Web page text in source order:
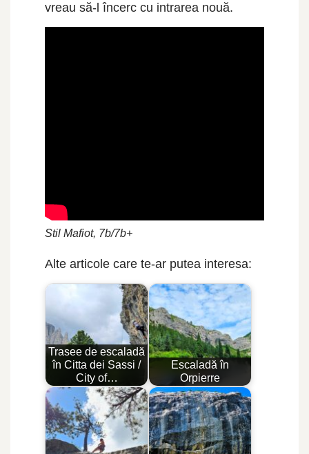
vreau să-l încerc cu intrarea nouă.
Stil Mafiot, 7b/7b+
Alte articole care te-ar putea interesa:
Trasee de escaladă
în Citta dei Sassi /
City of…
Escaladă în
Orpierre